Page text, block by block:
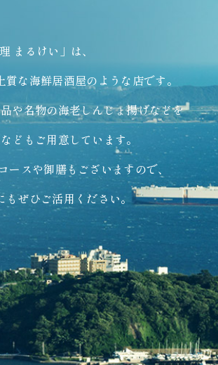
まるけい」は、
な海鮮居酒屋のような店です。
や名物の海老しんじょ揚げなどを
どもご用意しています。
スや御膳もございますので、
ぜひご活用ください。